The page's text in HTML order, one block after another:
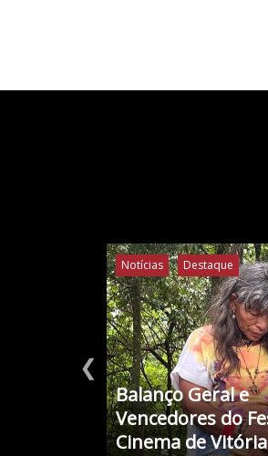
Notícias Destaque
Balanço Geral e
Vencedores do
Cinema de
❮